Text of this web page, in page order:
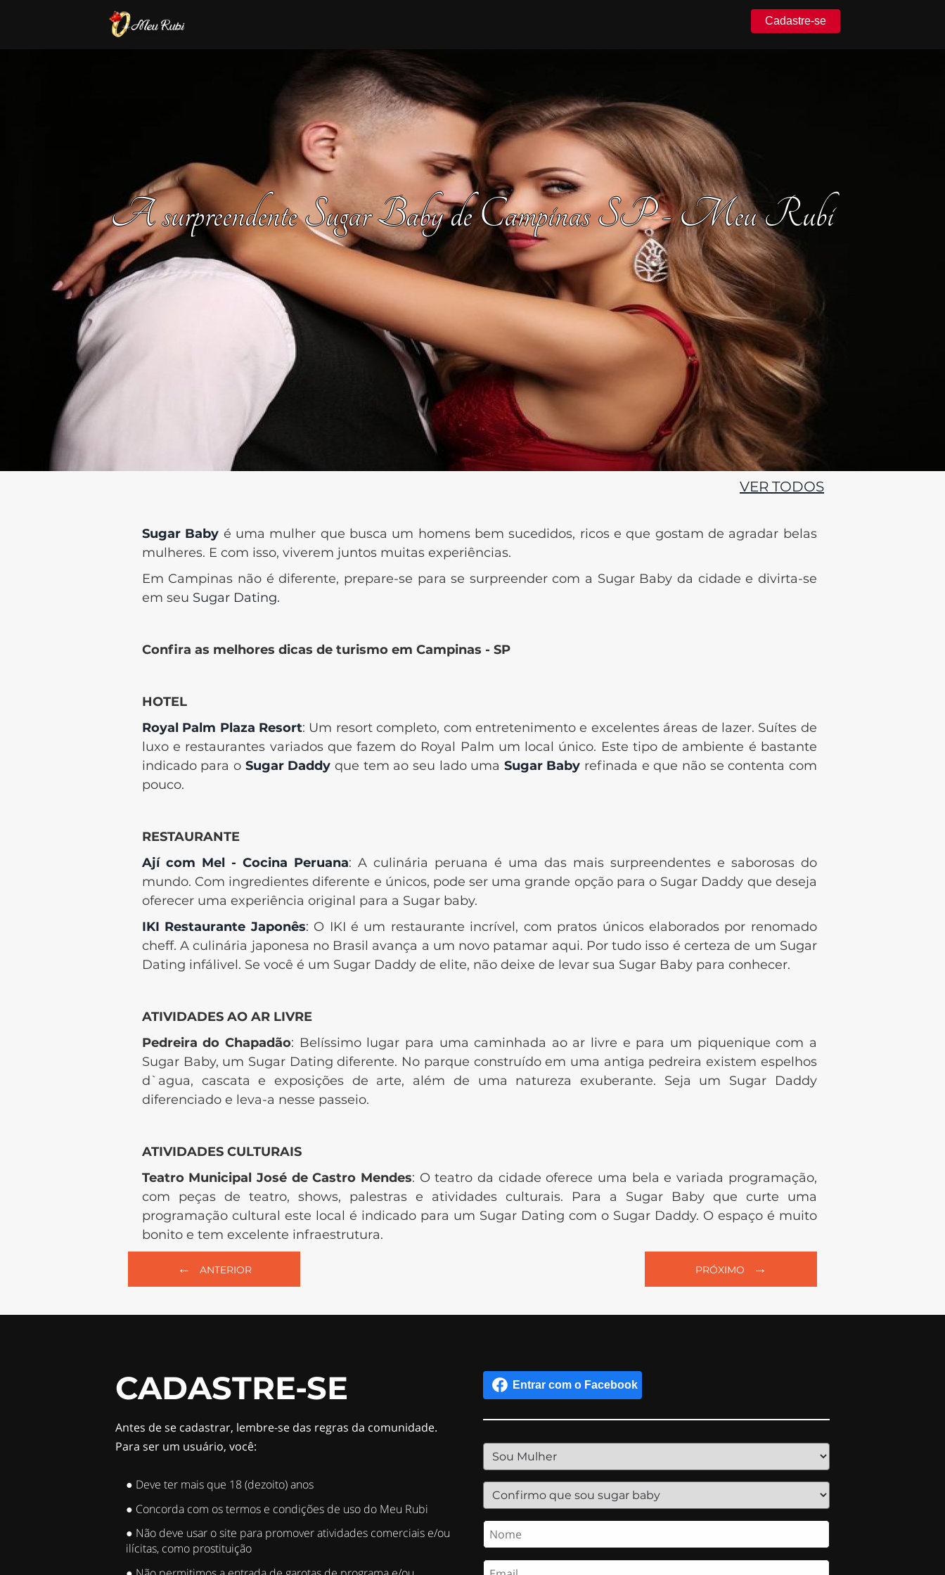
Cadastre-se
A surpreendente Sugar Baby de Campinas SP - Meu Rubi
VER TODOS
Sugar Baby é uma mulher que busca um homens bem sucedidos, ricos e que gostam de agradar belas
mulheres. E com isso, viverem juntos muitas experiências.
Em Campinas não é diferente, prepare-se para se surpreender com a Sugar Baby da cidade e divirta-se
em seu Sugar Dating.
Confira as melhores dicas de turismo em Campinas - SP
HOTEL
Royal Palm Plaza Resort: Um resort completo, com entretenimento e excelentes áreas de lazer. Suítes de
luxo e restaurantes variados que fazem do Royal Palm um local único. Este tipo de ambiente é bastante
indicado para o Sugar Daddy que tem ao seu lado uma Sugar Baby refinada e que não se contenta com
pouco.
RESTAURANTE
Ají com Mel - Cocina Peruana: A culinária peruana é uma das mais surpreendentes e saborosas do
mundo. Com ingredientes diferente e únicos, pode ser uma grande opção para o Sugar Daddy que deseja
oferecer uma experiência original para a Sugar baby.
IKI Restaurante Japonês: O IKI é um restaurante incrível, com pratos únicos elaborados por renomado
cheff. A culinária japonesa no Brasil avança a um novo patamar aqui. Por tudo isso é certeza de um Sugar
Dating infálivel. Se você é um Sugar Daddy de elite, não deixe de levar sua Sugar Baby para conhecer.
ATIVIDADES AO AR LIVRE
Pedreira do Chapadão: Belíssimo lugar para uma caminhada ao ar livre e para um piquenique com a
Sugar Baby, um Sugar Dating diferente. No parque construído em uma antiga pedreira existem espelhos
d`agua, cascata e exposições de arte, além de uma natureza exuberante. Seja um Sugar Daddy
diferenciado e leva-a nesse passeio.
ATIVIDADES CULTURAIS
Teatro Municipal José de Castro Mendes: O teatro da cidade oferece uma bela e variada programação,
com peças de teatro, shows, palestras e atividades culturais. Para a Sugar Baby que curte uma
programação cultural este local é indicado para um Sugar Dating com o Sugar Daddy. O espaço é muito
bonito e tem excelente infraestrutura.
← ANTERIOR PRÓXIMO →
CADASTRE-SE
Antes de se cadastrar, lembre-se das regras da comunidade.
Para ser um usuário, você:
● Deve ter mais que 18 (dezoito) anos
● Concorda com os termos e condições de uso do Meu Rubi
● Não deve usar o site para promover atividades comerciais e/ou
ilícitas, como prostituição